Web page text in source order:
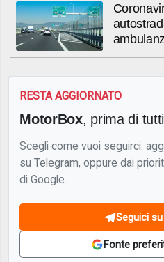
RESTA AGGIORNATO
MotorBox, prima di
Scegli come vuoi seguirci:
su Telegram, oppure dai
di Google.
Seguici
Fonte